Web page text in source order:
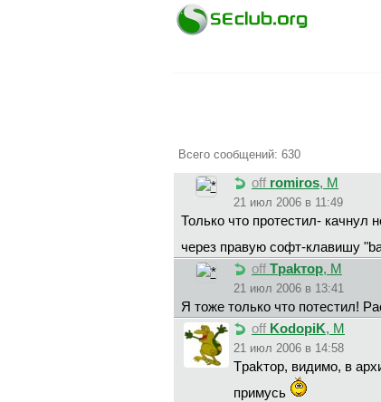
Всего сообщений: 630
off romiros, М
21 июл 2006 в 11:49
Только что протестил- качнул
через правую софт-клавишу
off Tpakтop, М
21 июл 2006 в 13:41
Я тоже только что потестил!
off KodopiK, М
21 июл 2006 в 14:58
Tpakтop, видимо, в
примусь